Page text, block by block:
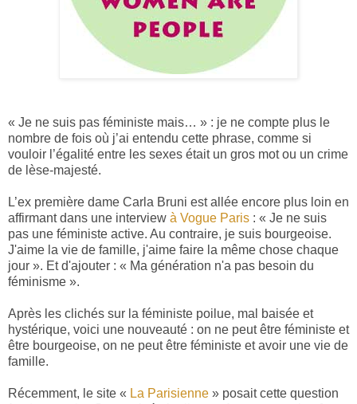
« Je ne suis pas féministe mais… » : je ne compte plus le
nombre de fois où j’ai entendu cette phrase, comme si
vouloir l’égalité entre les sexes était un gros mot ou un crime
de lèse-majesté.
L’ex première dame Carla Bruni est allée encore plus loin en
affirmant dans une interview à Vogue Paris : « Je ne suis
pas une féministe active. Au contraire, je suis bourgeoise.
J'aime la vie de famille, j'aime faire la même chose chaque
jour ». Et d'ajouter : « Ma génération n'a pas besoin du
féminisme ».
Après les clichés sur la féministe poilue, mal baisée et
hystérique, voici une nouveauté : on ne peut être féministe et
être bourgeoise, on ne peut être féministe et avoir une vie de
famille.
Récemment, le site « La Parisienne » posait cette question